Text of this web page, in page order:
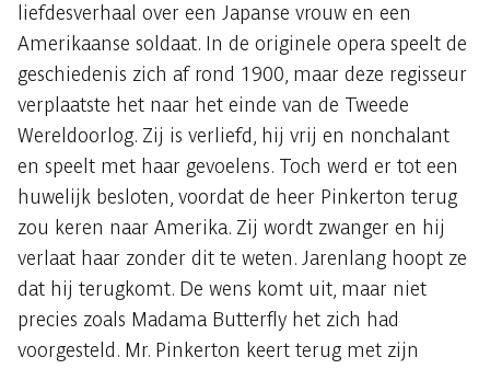
liefdesverhaal over een Japanse vrouw en een
Amerikaanse soldaat. In de originele opera speelt de
geschiedenis zich af rond 1900, maar deze regisseur
verplaatste het naar het einde van de Tweede
Wereldoorlog. Zij is verliefd, hij vrij en nonchalant
en speelt met haar gevoelens. Toch werd er tot een
huwelijk besloten, voordat de heer Pinkerton terug
zou keren naar Amerika. Zij wordt zwanger en hij
verlaat haar zonder dit te weten. Jarenlang hoopt ze
dat hij terugkomt. De wens komt uit, maar niet
precies zoals Madama Butterfly het zich had
voorgesteld. Mr. Pinkerton keert terug met zijn